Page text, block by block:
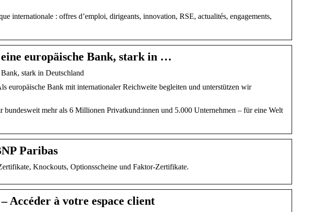
internationale : offres d’emploi, dirigeants, innovation, RSE, actualités, engagements,
europäische Bank, stark in …
stark in Deutschland
europäische Bank mit internationaler Reichweite begleiten und unterstützen wir
bundesweit mehr als 6 Millionen Privatkund:innen und 5.000 Unternehmen – für eine Welt
Paribas
Knockouts, Optionsscheine und Faktor-Zertifikate.
Accéder à votre espace client